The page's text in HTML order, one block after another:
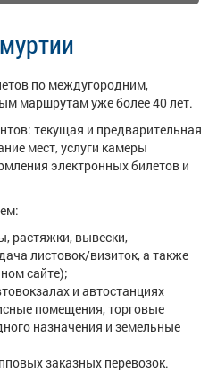
по междугородним,
маршрутам уже более 40 лет.
текущая и предварительная
мест, услуги камеры
электронных билетов и
растяжки, вывески,
листовок/визиток, а также
сайте);
и автостанциях
помещения, торговые
назначения и земельные
заказных перевозок.